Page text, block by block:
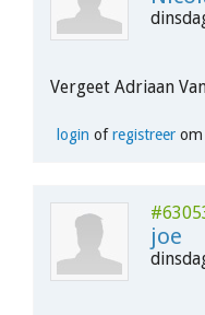
Vergeet Adriaan
login ofregistreerom
joe